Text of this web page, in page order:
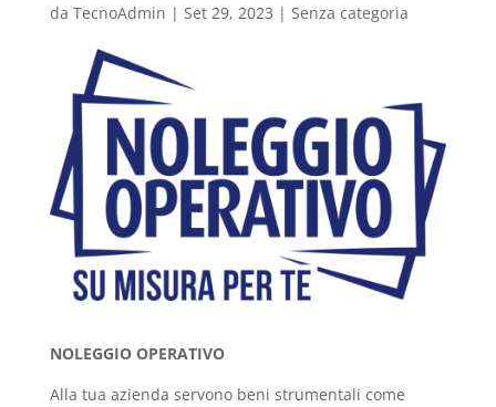
da TecnoAdmin | Set 29, 2023 | Senza categoria
NOLEGGIO OPERATIVO
Alla tua azienda servono beni strumentali come